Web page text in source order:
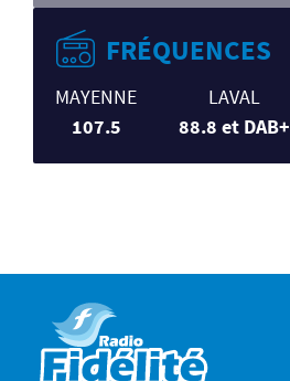
FRÉQUENCES
MAYENNE
107.5
LAVAL
88.8 et DAB+